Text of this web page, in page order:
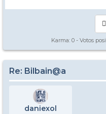
Karma: 0 - Votos
Re: Bilbain@a
daniexol